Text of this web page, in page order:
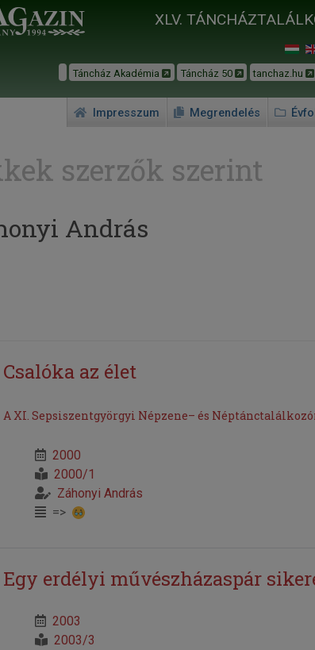
XLV.
Táncház Akadémia Táncház 50 tanchaz.hu
Impresszum Megrendelés
szerzők szerint
András
Csalóka az élet
A XI. Sepsiszentgyörgyi Népzene– és
2000
2000/1
Záhonyi András
=>
Egy erdélyi művészházaspár
2003
2003/3